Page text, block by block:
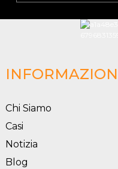
Chi Siamo
Casi
Notizia
Blog